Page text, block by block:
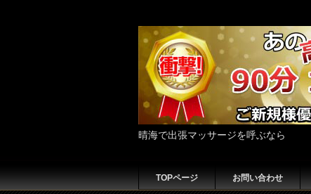
晴海で出張マッサージを呼ぶなら
TOPページ お問い合わせ